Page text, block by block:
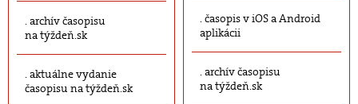
archív časopisu
na týždeň.sk
aktuálne vydanie
časopisu na týždeň.sk
časopis v iOS a Android
aplikácii
archív časopisu
na týždeň.sk